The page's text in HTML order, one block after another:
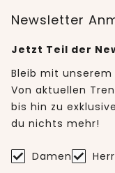
Newsletter
Jetzt Teil der
Bleib mit
Von aktuellen
bis hin zu
du nichts mehr!
Damen